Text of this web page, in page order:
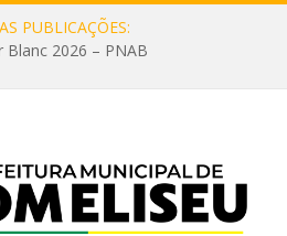
PUBLICAÇÕES:
Blanc 2026 – PNAB